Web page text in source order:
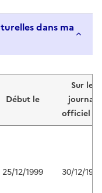
dans ma
Début le
Sur le
journal
officiel du
25/12/1999 30/12/1999